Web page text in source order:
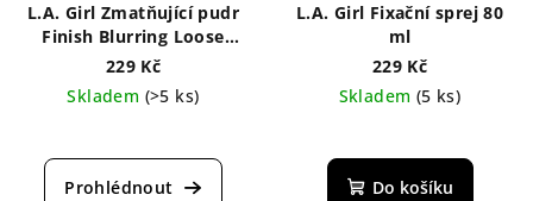
L.A. Girl Zmatňující pudr
Finish Blurring Loose
Powder 6 g
229 Kč
Skladem (>5 ks)
hodnocení
produktu
L.A. Girl Fixační sprej 80
ml
229 Kč
Skladem (5 ks)
Do košíku